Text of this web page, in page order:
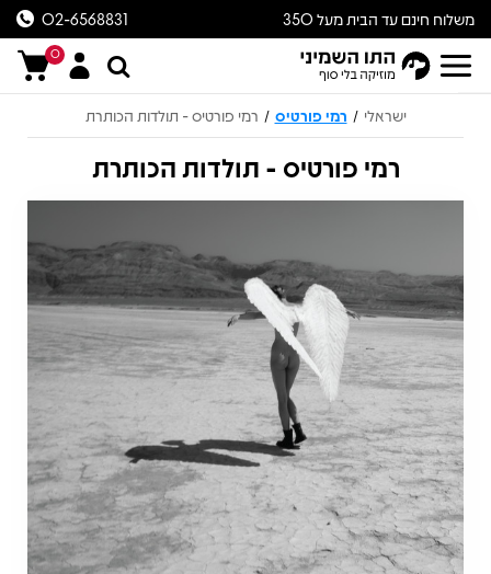
משלוח חינם עד הבית מעל 350
ש״ח
02-6568831
0
ישראלי / רמי פורטיס / רמי פורטיס - תולדות הכותרת
רמי פורטיס - תולדות הכותרת